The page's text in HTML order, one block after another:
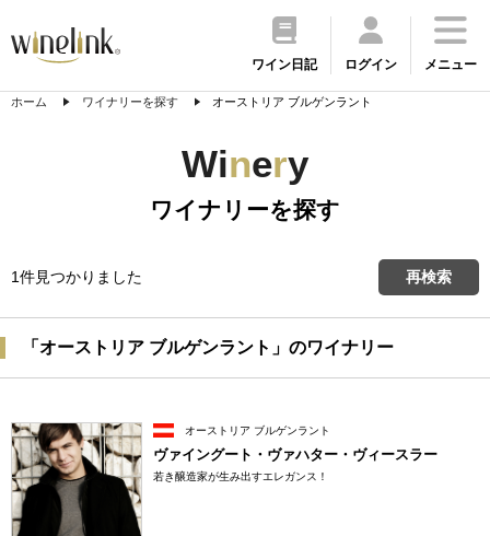
ワイン日記 ログイン メニュー
ホーム ワイナリーを探す オーストリア ブルゲンラント
Winery
ワイナリーを探す
1件見つかりました 再検索
「オーストリア ブルゲンラント」のワイナリー
オーストリア ブルゲンラント
ヴァイングート・ヴァハター・ヴィースラー
若き醸造家が生み出すエレガンス！